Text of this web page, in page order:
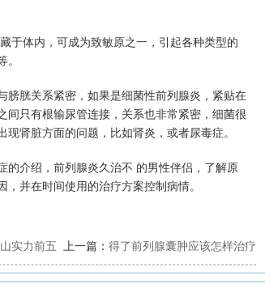
体内，可成为致敏原之一，引起各种类型的
胱关系紧密，如果是细菌性前列腺炎，紧贴在
间只有根输尿管连接，关系也非常紧密，细菌很
肾脏方面的问题，比如肾炎，或者尿毒症。
介绍，前列腺炎久治不 的男性伴侣，了解原
并在时间使用的治疗方案控制病情。
上一篇： 得了前列腺囊肿应该怎样治疗
实力前五